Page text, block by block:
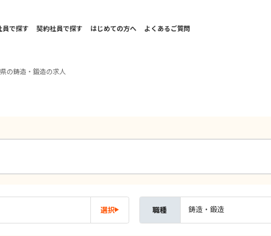
員で探す 契約社員で探す はじめての方へ よくあるご質問
の鋳造・鍛造の求人
選択 職種 鋳造・鍛造